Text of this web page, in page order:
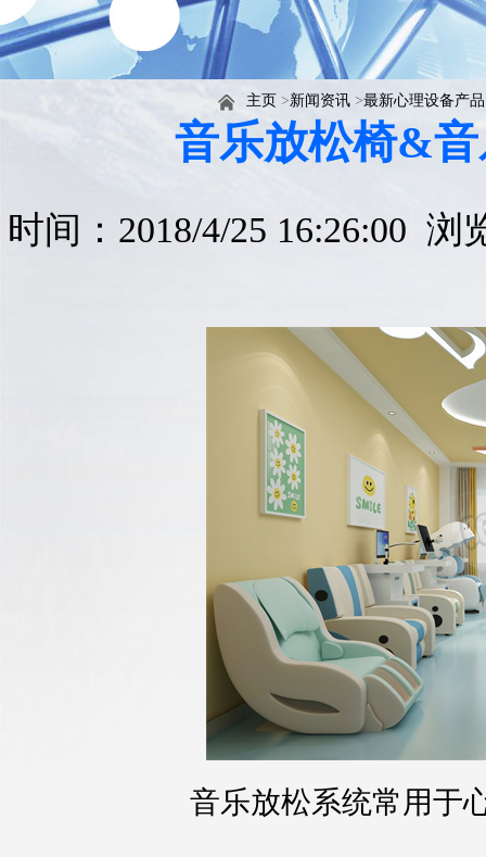
主页 >新闻资讯 >最新心理设备产品
音乐放松椅&
时间：2018/4/25 16:26:00
音乐放松系统常用于